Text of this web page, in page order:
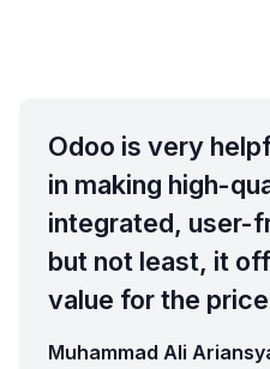
Odoo is very
in making high-
integrated, user-
but not least, it
value for the
Muhammad Ali